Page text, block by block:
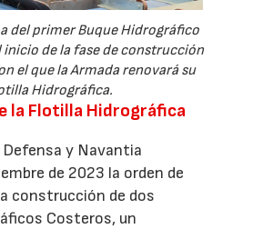
del primer Buque Hidrográfico
inicio de la fase de construcción
el que la Armada renovará su
Hidrográfica.
la Flotilla Hidrográfica
y Navantia
de 2023 la orden de
construcción de dos
Costeros, un